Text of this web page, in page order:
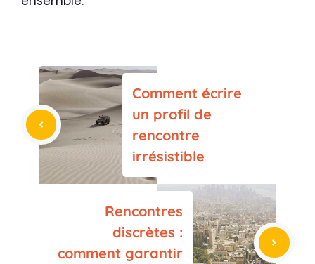
Comment écrire
un profil de
rencontre
irrésistible
Rencontres
discrètes :
comment garantir